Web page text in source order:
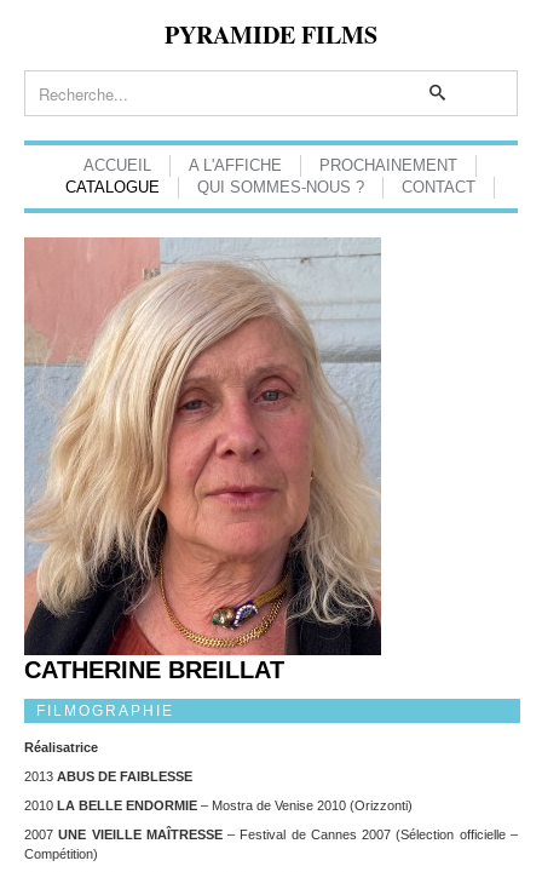
PYRAMIDE FILMS
ACCUEIL A L'AFFICHE
PROCHAINEMENT
CATALOGUE
QUI SOMMES-NOUS ? CONTACT
CATHERINE BREILLAT
FILMOGRAPHIE
Réalisatrice
2013 ABUS DE FAIBLESSE
2010 LA BELLE ENDORMIE – Mostra de Venise 2010 (Orizzonti)
2007 UNE VIEILLE MAÎTRESSE– Festival de Cannes 2007 (Sélection officielle –
Compétition)